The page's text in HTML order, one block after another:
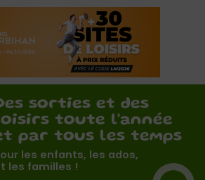
sorties et des
toute l'année
par tous les temps
les enfants, les ados,
les familles !